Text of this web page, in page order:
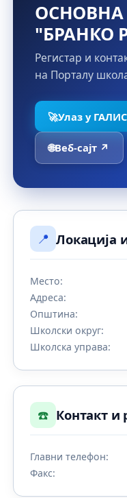
"БРАНКО
Регистар и
на Порталу
🚀Улаз у
🌐Веб-сајт ↗
📍 Локација
Место:
Адреса:
Општина:
Школски округ:
Школска управа:
☎️ Контакт и
Главни телефон:
Факс: